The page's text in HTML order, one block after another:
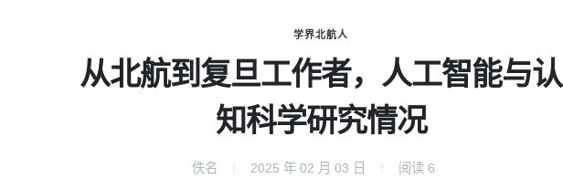
学界北航人
从北航到复旦工作者，人工智能与认
知科学研究情况
佚名 2025 年 02 月 03 日 阅读 6